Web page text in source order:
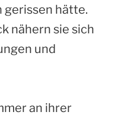
gerissen hätte.
nähern sie sich
und
an ihrer